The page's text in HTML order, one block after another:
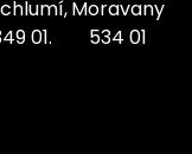
01.
Moravany
534 01